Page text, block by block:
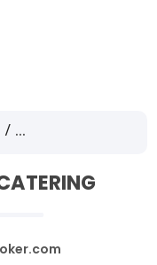
Lowongan Kerja